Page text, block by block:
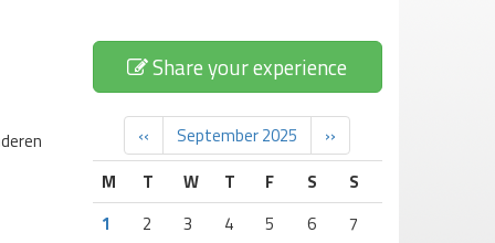
Share your experience
‹‹ September 2025
››
M
T W T F S
S
1
2 3 4 5 6
7